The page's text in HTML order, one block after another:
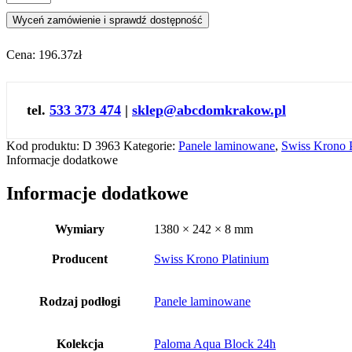
Wyceń zamówienie i sprawdź dostępność
Cena: 196.37zł
tel. 533 373 474 | sklep@abcdomkrakow.pl
Kod produktu: D 3963 Kategorie: Panele laminowane, Swiss Krono
Informacje dodatkowe
Informacje dodatkowe
Wymiary 1380 × 242 × 8 mm
Producent Swiss Krono Platinium
Rodzaj podłogi Panele laminowane
Kolekcja Paloma Aqua Block 24h